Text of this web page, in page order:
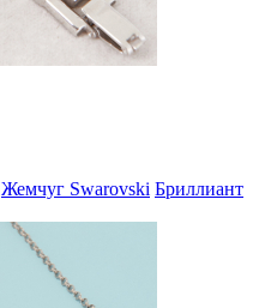
Жемчуг Swarovski Бриллиант